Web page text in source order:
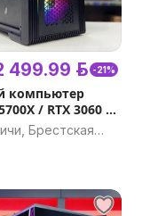
499.99 р. -21%
компьютер
/ RTX 3060 Ti
/ 1000Gb /
на игровой ПК
Брестская